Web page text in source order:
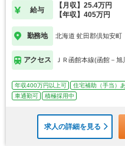
給与
【月収】25.4万円
【年収】405万円
勤務地 北海道 虻田郡倶知安町
アクセス ＪＲ函館本線(函館－
年収400万円以上可 住宅補助（手当）
車通勤可
積極採用中
求人の詳細を見る